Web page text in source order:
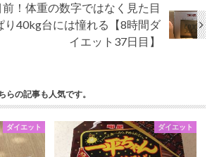
！体重の数字ではなく見た目
り40kg台には憧れる【8時間ダ
イエット37日目】
らの記事も人気です。
ダイエット ダイエット